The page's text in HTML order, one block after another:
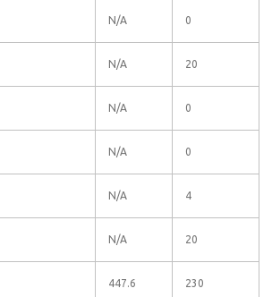
N/A 0
N/A 20
N/A 0
N/A 0
N/A 4
N/A 20
447.6 230